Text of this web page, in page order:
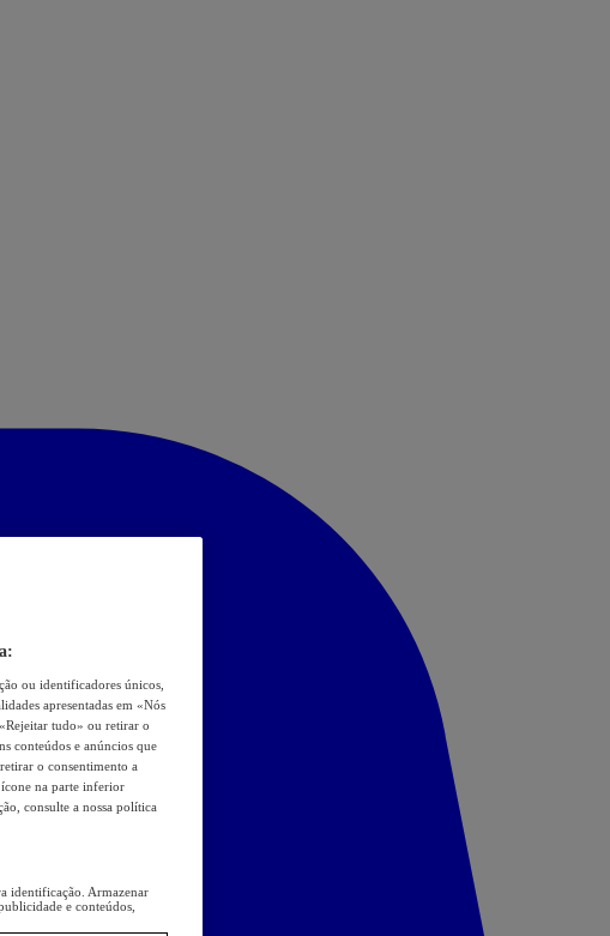
ou identificadores únicos,
apresentadas em «Nós
tudo» ou retirar o
conteúdos e anúncios que
o consentimento a
na parte inferior
consulte a nossa política
identificação. Armazenar
e conteúdos,